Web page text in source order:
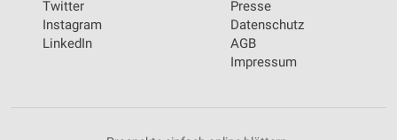
Twitter
Instagram
LinkedIn
Presse
Datenschutz
AGB
Impressum